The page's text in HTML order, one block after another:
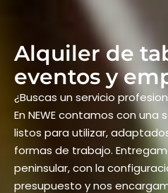
Alquiler de
eventos y
¿Buscas un servicio
En NEWE contamos con
listos para utilizar,
formas de trabajo.
peninsular, con la
presupuesto y nos